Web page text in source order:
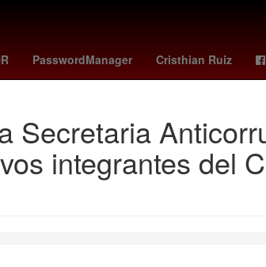
PasswordManager Cristhian Ruiz
de la República Desalojo México
Secretaria
integrantes del